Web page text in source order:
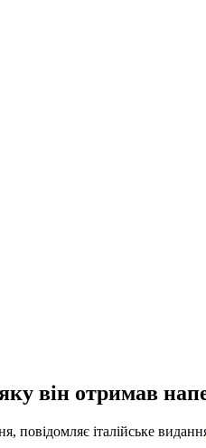
він отримав
повідомляє італійське